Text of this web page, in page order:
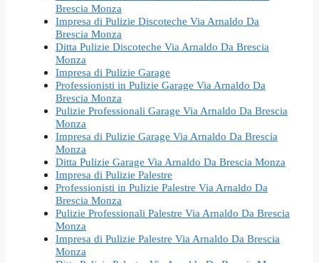
Brescia Monza
Impresa di Pulizie Discoteche Via Arnaldo Da
Brescia Monza
Ditta Pulizie Discoteche Via Arnaldo Da Brescia
Monza
Impresa di Pulizie Garage
Professionisti in Pulizie Garage Via Arnaldo Da
Brescia Monza
Pulizie Professionali Garage Via Arnaldo Da Brescia
Monza
Impresa di Pulizie Garage Via Arnaldo Da Brescia
Monza
Ditta Pulizie Garage Via Arnaldo Da Brescia Monza
Impresa di Pulizie Palestre
Professionisti in Pulizie Palestre Via Arnaldo Da
Brescia Monza
Pulizie Professionali Palestre Via Arnaldo Da Brescia
Monza
Impresa di Pulizie Palestre Via Arnaldo Da Brescia
Monza